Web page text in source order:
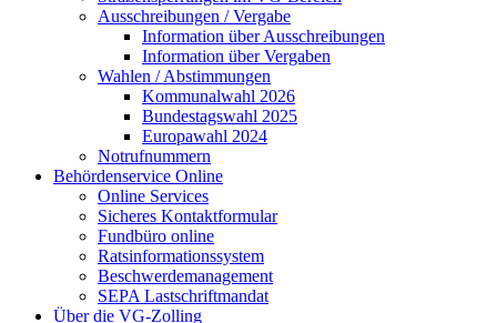
Ausschreibungen / Vergabe
Information über Ausschreibungen
Information über Vergaben
Wahlen / Abstimmungen
Kommunalwahl 2026
Bundestagswahl 2025
Europawahl 2024
Notrufnummern
Behördenservice Online
Online Services
Sicheres Kontaktformular
Fundbüro online
Ratsinformationssystem
Beschwerdemanagement
SEPA Lastschriftmandat
Über die VG-Zolling